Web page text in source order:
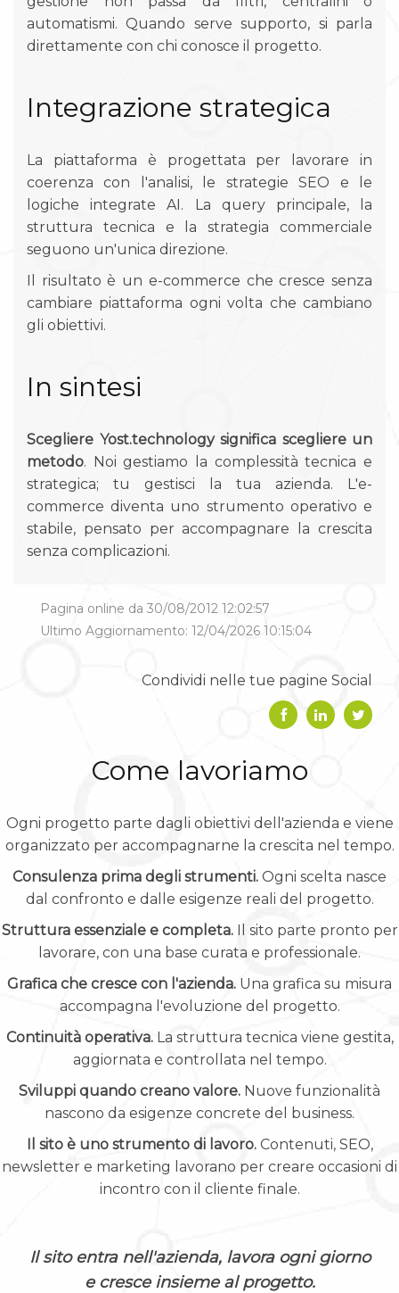
automatismi. Quando serve supporto, si parla
direttamente con chi conosce il progetto.
Integrazione strategica
La piattaforma è progettata per lavorare in
coerenza con l'analisi, le strategie SEO e le
logiche integrate AI. La query principale, la
struttura tecnica e la strategia commerciale
seguono un'unica direzione.
Il risultato è un e-commerce che cresce senza
cambiare piattaforma ogni volta che cambiano
gli obiettivi.
In sintesi
Scegliere Yost.technology significa scegliere un
metodo. Noi gestiamo la complessità tecnica e
strategica; tu gestisci la tua azienda. L'e-
commerce diventa uno strumento operativo e
stabile, pensato per accompagnare la crescita
senza complicazioni.
Pagina online da 30/08/2012 12:02:57
Ultimo Aggiornamento: 12/04/2026 10:15:04
Condividi nelle tue pagine Social
Come lavoriamo
Ogni progetto parte dagli obiettivi dell'azienda e viene
organizzato per accompagnarne la crescita nel tempo.
Consulenza prima degli strumenti. Ogni scelta nasce
dal confronto e dalle esigenze reali del progetto.
Struttura essenziale e completa.Il sito parte pronto per
lavorare, con una base curata e professionale.
Grafica che cresce con l'azienda. Una grafica su misura
accompagna l'evoluzione del progetto.
Continuità operativa.La struttura tecnica viene gestita,
aggiornata e controllata nel tempo.
Sviluppi quando creano valore. Nuove funzionalità
nascono da esigenze concrete del business.
Il sito è uno strumento di lavoro.Contenuti, SEO,
newsletter e marketing lavorano per creare occasioni di
incontro con il cliente finale.
Il sito entra nell'azienda, lavora ogni giorno
e cresce insieme al progetto.